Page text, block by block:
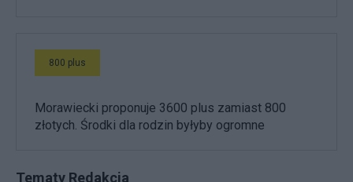
800 plus
Morawiecki proponuje 3600 plus zamiast 800
złotych. Środki dla rodzin byłyby ogromne
Tematy Redakcja